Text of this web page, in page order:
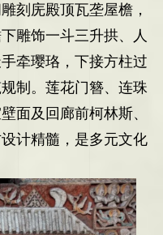
刻庑殿顶瓦垄屋檐，
雕饰一斗三升拱、人
牵璎珞，下接方柱过
制。 莲花门簪、 连珠
面及回廊前柯林斯、
计精髓，是多元文化